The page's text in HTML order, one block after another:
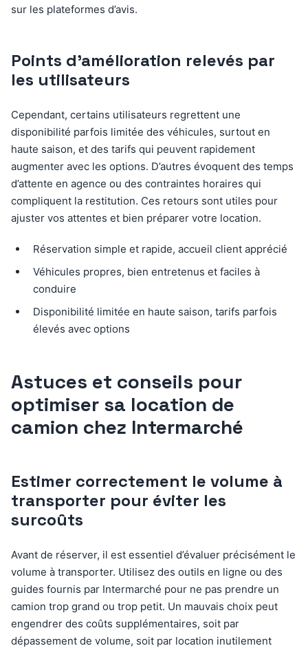
sur les plateformes d’avis.
Points d’amélioration relevés par
les utilisateurs
Cependant, certains utilisateurs regrettent une
disponibilité parfois limitée des véhicules, surtout en
haute saison, et des tarifs qui peuvent rapidement
augmenter avec les options. D’autres évoquent des temps
d’attente en agence ou des contraintes horaires qui
compliquent la restitution. Ces retours sont utiles pour
ajuster vos attentes et bien préparer votre location.
Réservation simple et rapide, accueil client apprécié
Véhicules propres, bien entretenus et faciles à
conduire
Disponibilité limitée en haute saison, tarifs parfois
élevés avec options
Astuces et conseils pour
optimiser sa location de
camion chez Intermarché
Estimer correctement le volume à
transporter pour éviter les
surcoûts
Avant de réserver, il est essentiel d’évaluer précisément le
volume à transporter. Utilisez des outils en ligne ou des
guides fournis par Intermarché pour ne pas prendre un
camion trop grand ou trop petit. Un mauvais choix peut
engendrer des coûts supplémentaires, soit par
dépassement de volume, soit par location inutilement